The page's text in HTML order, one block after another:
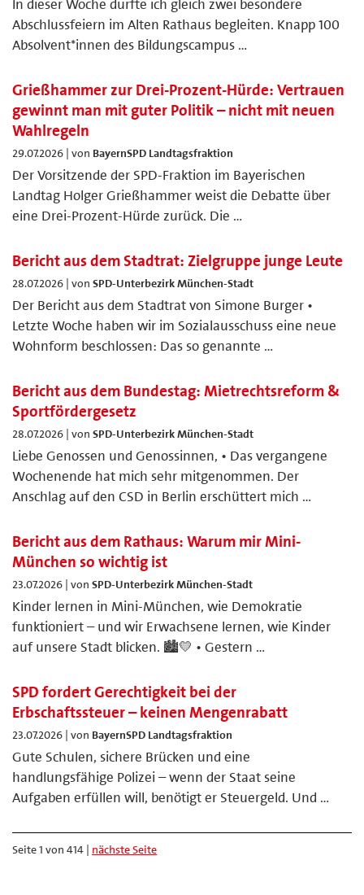
In dieser Woche durfte ich gleich zwei besondere
Abschlussfeiern im Alten Rathaus begleiten. Knapp 100
Absolvent*innen des Bildungscampus …
Grießhammer zur Drei-Prozent-Hürde: Vertrauen
gewinnt man mit guter Politik – nicht mit neuen
Wahlregeln
29.07.2026 | von BayernSPD Landtagsfraktion
Der Vorsitzende der SPD-Fraktion im Bayerischen
Landtag Holger Grießhammer weist die Debatte über
eine Drei-Prozent-Hürde zurück. Die …
Bericht aus dem Stadtrat: Zielgruppe junge Leute
28.07.2026 | von SPD-Unterbezirk München-Stadt
Der Bericht aus dem Stadtrat von Simone Burger •
Letzte Woche haben wir im Sozialausschuss eine neue
Wohnform beschlossen: Das so genannte …
Bericht aus dem Bundestag: Mietrechtsreform &
Sportfördergesetz
28.07.2026 | von SPD-Unterbezirk München-Stadt
Liebe Genossen und Genossinnen, • Das vergangene
Wochenende hat mich sehr mitgenommen. Der
Anschlag auf den CSD in Berlin erschüttert mich …
Bericht aus dem Rathaus: Warum mir Mini-
München so wichtig ist
23.07.2026 | von SPD-Unterbezirk München-Stadt
Kinder lernen in Mini-München, wie Demokratie
funktioniert – und wir Erwachsene lernen, wie Kinder
auf unsere Stadt blicken. 🏙️💛 • Gestern …
SPD fordert Gerechtigkeit bei der
Erbschaftssteuer – keinen Mengenrabatt
23.07.2026 | von BayernSPD Landtagsfraktion
Gute Schulen, sichere Brücken und eine
handlungsfähige Polizei – wenn der Staat seine
Aufgaben erfüllen will, benötigt er Steuergeld. Und …
Seite 1 von 414 | nächste Seite